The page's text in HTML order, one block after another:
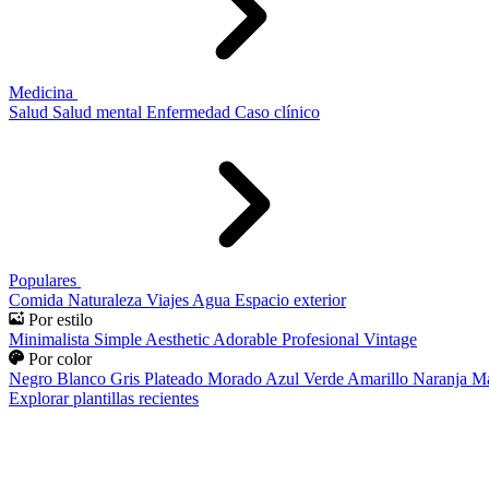
Medicina
Salud Salud mental Enfermedad Caso clínico
Populares
Comida Naturaleza Viajes Agua Espacio exterior
Por estilo
Minimalista Simple Aesthetic Adorable Profesional Vintage
Por color
Negro Blanco Gris Plateado Morado Azul Verde Amarillo Naranja
Explorar plantillas recientes